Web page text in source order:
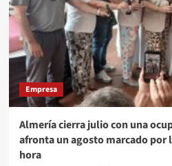
Empresa
Almería cierra julio con una
afronta un agosto marcado por
hora